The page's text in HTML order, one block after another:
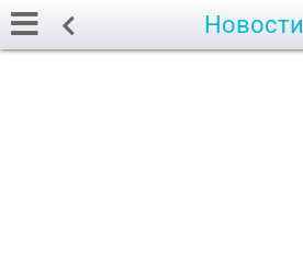
Новости